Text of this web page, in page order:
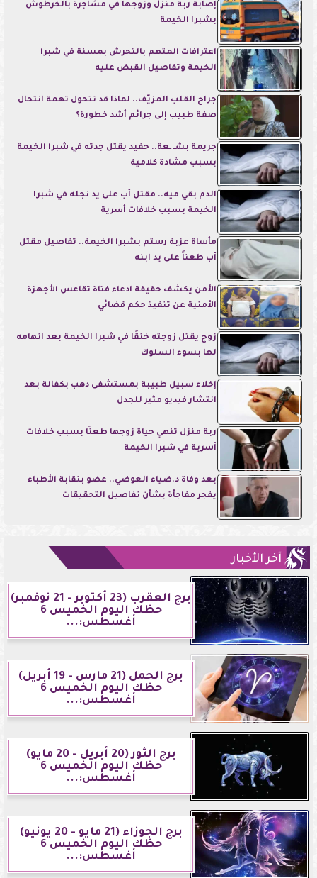
إصابة ربة منزل وزوجها في مشاجرة بالخرطوش
بشبرا الخيمة
اعترافات المتهم بالتحرش بمسنة في شبرا
الخيمة وتفاصيل القبض عليه
جراح القلب المزيّف.. لماذا قد تتحول تهمة انتحال
صفة طبيب إلى جرائم أشد خطورة؟
جريمة بشـ ـعة.. حفيد يقتل جدته في شبرا الخيمة
بسبب مشادة كلامية
الدم بقي ميه.. مقتل أب على يد نجله في شبرا
الخيمة بسبب خلافات أسرية
مأساة عزبة رستم بشبرا الخيمة.. تفاصيل مقتل
أب طعناً على يد ابنه
الأمن يكشف حقيقة ادعاء فتاة تقاعس الأجهزة
الأمنية عن تنفيذ حكم قضائي
زوج يقتل زوجته خنقًا في شبرا الخيمة بعد اتهامه
لها بسوء السلوك
إخلاء سبيل طبيبة بمستشفى دهب بكفالة بعد
انتشار فيديو مثير للجدل
ربة منزل تنهي حياة زوجها طعنًا بسبب خلافات
أسرية في شبرا الخيمة
بعد وفاة د.ضياء العوضي.. عضو بنقابة الأطباء
يفجر مفاجأة بشأن تفاصيل التحقيقات
آخر الأخبار
برج العقرب (23 أكتوبر - 21 نوفمبر)
حظك اليوم الخميس 6
أغسطس:...
برج الحمل (21 مارس - 19 أبريل)
حظك اليوم الخميس 6
أغسطس:...
برج الثور (20 أبريل - 20 مايو)
حظك اليوم الخميس 6
أغسطس:...
برج الجوزاء (21 مايو - 20 يونيو)
حظك اليوم الخميس 6
أغسطس:...